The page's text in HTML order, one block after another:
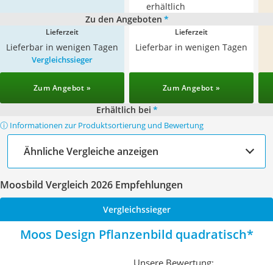
erhältlich
Zu den Angeboten *
Lieferzeit
Lieferbar in wenigen Tagen
Lieferzeit
Lieferbar in wenigen Tagen
Vergleichssieger
Zum Angebot » Zum Angebot »
Erhältlich bei *
ⓘ Informationen zur Produktsortierung und Bewertung
Ähnliche Vergleiche anzeigen
Moosbild Vergleich 2026 Empfehlungen
Vergleichssieger
Moos Design Pflanzenbild quadratisch
Unsere Bewertung: